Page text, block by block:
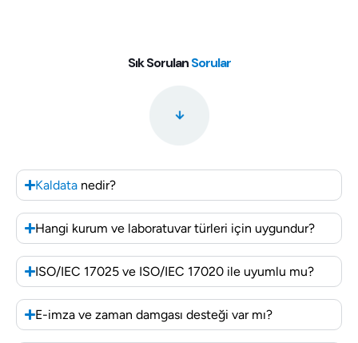
Sık SorulanSorular
Kaldata nedir?
Hangi kurum ve laboratuvar türleri için uygundur?
ISO/IEC 17025 ve ISO/IEC 17020 ile uyumlu mu?
E-imza ve zaman damgası desteği var mı?